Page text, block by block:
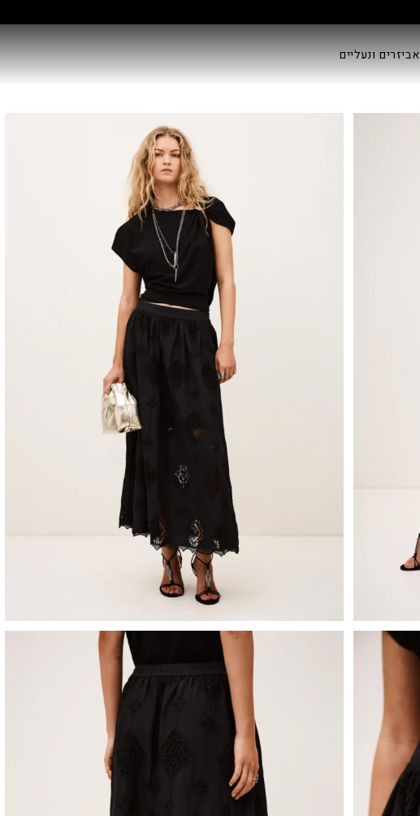
אביזרים ונעליים